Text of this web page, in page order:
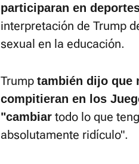
participaran en
interpretación de Trump
sexual en la educación.
Trump también dijo que
compitieran en los
"cambiar todo lo que
absolutamente ridículo".